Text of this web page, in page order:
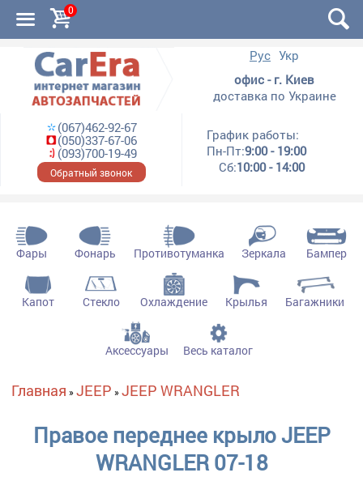
0
Рус Укр
офис - г. Киев
доставка по Украине
(067)462-92-67
(050)337-67-06
(093)700-19-49
Обратный звонок
График работы:
Пн-Пт:9:00 - 19:00
Сб:10:00 - 14:00
Фары Фонарь Противотуманка Зеркала Бампер
Капот Стекло Охлаждение Крылья Багажники
Аксессуары Весь каталог
Вы здесь
Главная »JEEP »JEEP WRANGLER
Правое переднее крыло JEEP
WRANGLER 07-18